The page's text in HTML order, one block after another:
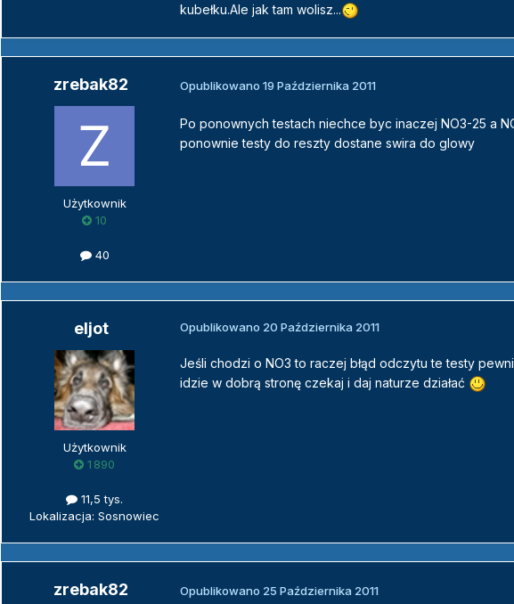
kubełku.Ale jak tam wolisz...
zrebak82
Użytkownik
10
40
Opublikowano 19 Października 2011
Po ponownych testach niechce byc inaczej NO3-25 a
ponownie testy do reszty dostane swira do glowy
eljot
Użytkownik
1 890
11,5 tys.
Lokalizacja: Sosnowiec
Opublikowano 20 Października 2011
Jeśli chodzi o NO3 to raczej błąd odczytu te testy
idzie w dobrą stronę czekaj i daj naturze działać
zrebak82 Opublikowano 25 Października 2011